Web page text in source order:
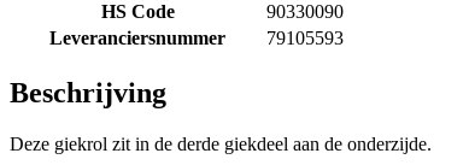
HS Code
90330090
Leveranciersnummer
79105593
Beschrijving
Deze giekrol zit in de derde giekdeel aan de onderzijde.